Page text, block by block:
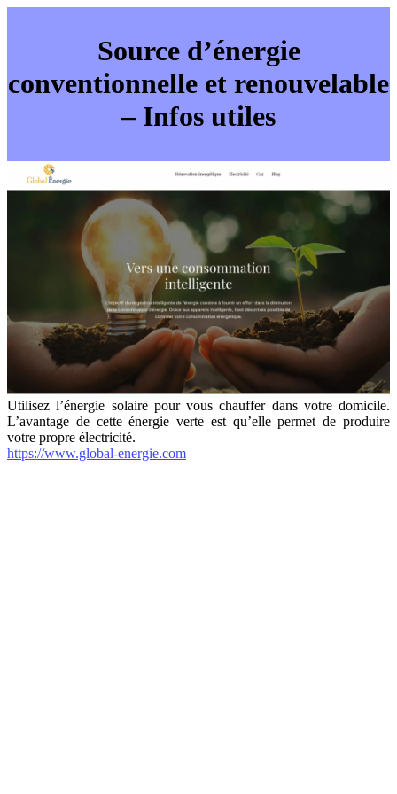
Source d’énergie
conventionnelle et renouvelable
– Infos utiles
Utilisez l’énergie solaire pour vous chauffer dans votre domicile.
L’avantage de cette énergie verte est qu’elle permet de produire
votre propre électricité.
https://www.global-energie.com